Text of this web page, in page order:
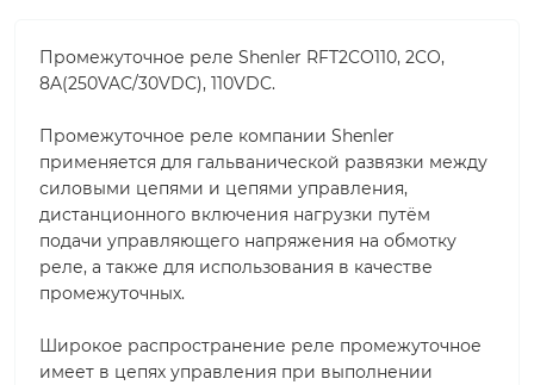
Промежуточное реле Shenler RFT2CO110, 2CO,
8A(250VAC/30VDC), 110VDC.
Промежуточное реле компании Shenler
применяется для гальванической развязки между
силовыми цепями и цепями управления,
дистанционного включения нагрузки путём
подачи управляющего напряжения на обмотку
реле, а также для использования в качестве
промежуточных.
Широкое распространение реле промежуточное
имеет в цепях управления при выполнении